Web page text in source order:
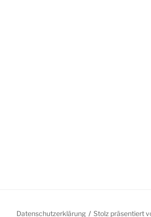
Datenschutzerklärung Stolz präsentiert